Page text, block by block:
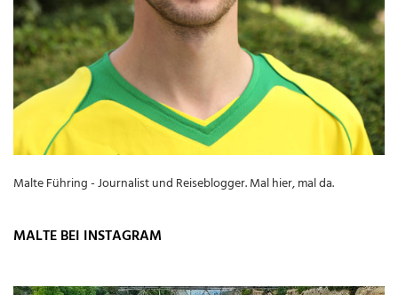
Malte Führing - Journalist und Reiseblogger. Mal hier, mal da.
MALTE BEI INSTAGRAM